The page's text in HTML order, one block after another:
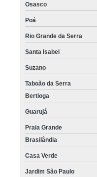
Osasco
Poá
Rio Grande da Serra
Santa Isabel
Suzano
Taboão da Serra
Bertioga
Guarujá
Praia Grande
Brasilândia
Casa Verde
Jardim São Paulo